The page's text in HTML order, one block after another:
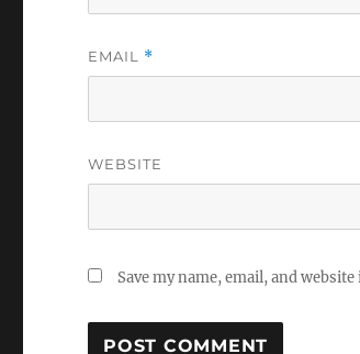
EMAIL *
WEBSITE
Save my name, email, and